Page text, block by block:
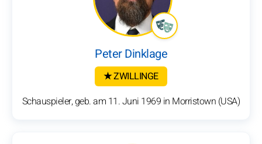
Peter Dinklage
★ ZWILLINGE
Schauspieler, geb. am 11. Juni 1969 in Morristown (USA)